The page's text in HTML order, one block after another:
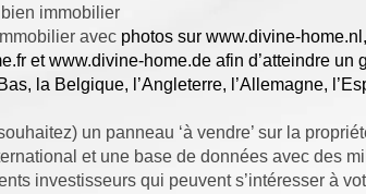
immobilier
avec photos sur www.divine-home.nl ,
etwww.divine-home.deafin d’atteindre un
la Belgique, l’Angleterre, l’Allemagne,
un panneau ‘à vendre’ sur la
et une base de données avec des
investisseurs qui peuvent s’intéresser à